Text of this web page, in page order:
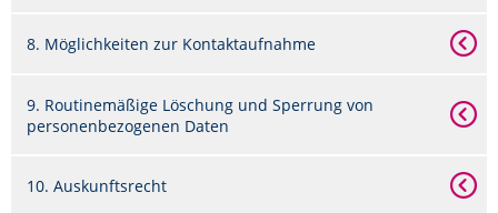
8. Möglichkeiten zur Kontaktaufnahme
9. Routinemäßige Löschung und Sperrung von
personenbezogenen Daten
10. Auskunftsrecht